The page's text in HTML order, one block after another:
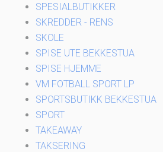
SPESIALBUTIKKER
SKREDDER - RENS
SKOLE
SPISE UTE BEKKESTUA
SPISE HJEMME
VM FOTBALL SPORT LP
SPORTSBUTIKK BEKKESTUA
SPORT
TAKEAWAY
TAKSERING